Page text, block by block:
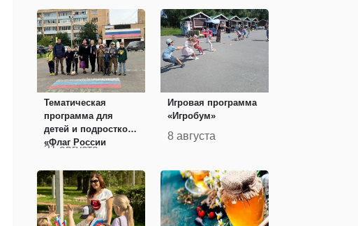
Тематическая
программа для
детей и подростков
«Флаг России
духа»
21 августа
Игровая программа
«Игробум»
8 августа